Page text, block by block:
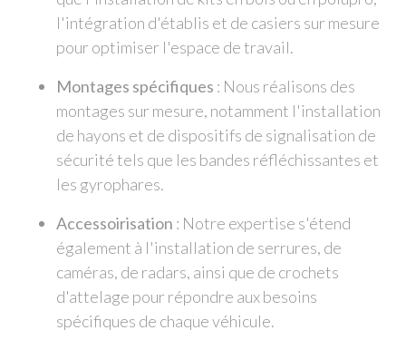
l'intégration d'établis et de casiers sur mesure
pour optimiser l'espace de travail.
Montages spécifiques : Nous réalisons des
montages sur mesure, notamment l'installation
de hayons et de dispositifs de signalisation de
sécurité tels que les bandes réfléchissantes et
les gyrophares.
Accessoirisation : Notre expertise s'étend
également à l'installation de serrures, de
caméras, de radars, ainsi que de crochets
d'attelage pour répondre aux besoins
spécifiques de chaque véhicule.